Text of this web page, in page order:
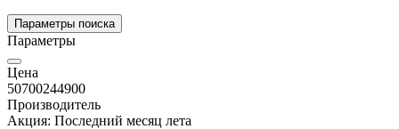
Параметры поиска
Параметры
Цена
50700244900
Производитель
Акция: Последний месяц лета